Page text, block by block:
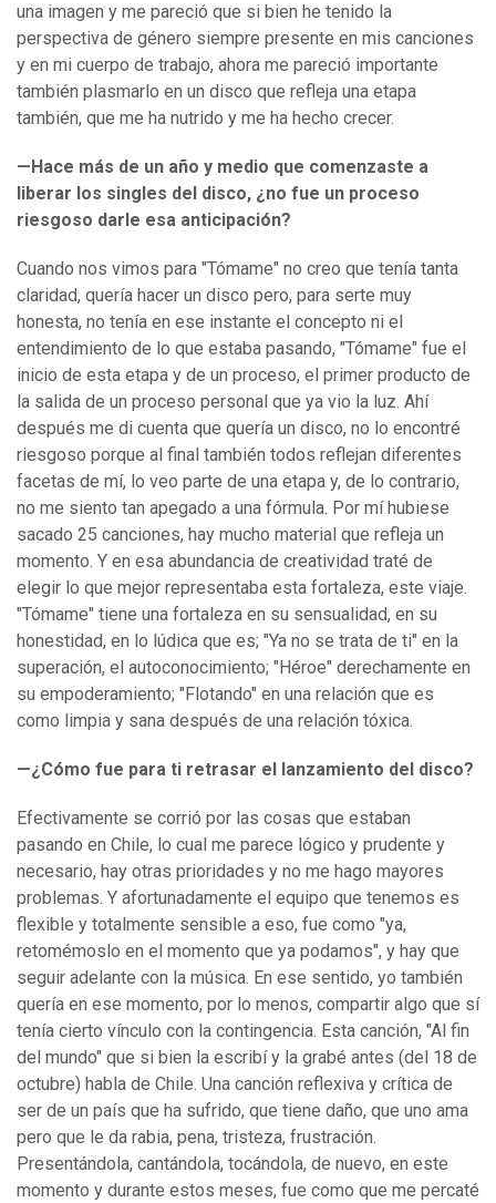
una imagen y me pareció que si bien he tenido la
perspectiva de género siempre presente en mis canciones
y en mi cuerpo de trabajo, ahora me pareció importante
también plasmarlo en un disco que refleja una etapa
también, que me ha nutrido y me ha hecho crecer.
—Hace más de un año y medio que comenzaste a
liberar los singles del disco, ¿no fue un proceso
riesgoso darle esa anticipación?
Cuando nos vimos para "Tómame" no creo que tenía tanta
claridad, quería hacer un disco pero, para serte muy
honesta, no tenía en ese instante el concepto ni el
entendimiento de lo que estaba pasando, "Tómame" fue el
inicio de esta etapa y de un proceso, el primer producto de
la salida de un proceso personal que ya vio la luz. Ahí
después me di cuenta que quería un disco, no lo encontré
riesgoso porque al final también todos reflejan diferentes
facetas de mí, lo veo parte de una etapa y, de lo contrario,
no me siento tan apegado a una fórmula. Por mí hubiese
sacado 25 canciones, hay mucho material que refleja un
momento. Y en esa abundancia de creatividad traté de
elegir lo que mejor representaba esta fortaleza, este viaje.
"Tómame" tiene una fortaleza en su sensualidad, en su
honestidad, en lo lúdica que es; "Ya no se trata de ti" en la
superación, el autoconocimiento; "Héroe" derechamente en
su empoderamiento; "Flotando" en una relación que es
como limpia y sana después de una relación tóxica.
—¿Cómo fue para ti retrasar el lanzamiento del disco?
Efectivamente se corrió por las cosas que estaban
pasando en Chile, lo cual me parece lógico y prudente y
necesario, hay otras prioridades y no me hago mayores
problemas. Y afortunadamente el equipo que tenemos es
flexible y totalmente sensible a eso, fue como "ya,
retomémoslo en el momento que ya podamos", y hay que
seguir adelante con la música. En ese sentido, yo también
quería en ese momento, por lo menos, compartir algo que sí
tenía cierto vínculo con la contingencia. Esta canción, "Al fin
del mundo" que si bien la escribí y la grabé antes (del 18 de
octubre) habla de Chile. Una canción reflexiva y crítica de
ser de un país que ha sufrido, que tiene daño, que uno ama
pero que le da rabia, pena, tristeza, frustración.
Presentándola, cantándola, tocándola, de nuevo, en este
momento y durante estos meses, fue como que me percaté